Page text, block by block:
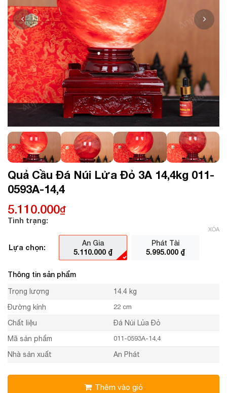
Quả Cầu Đá Núi Lửa Đỏ 3A 14,4kg 011-
0593A-14,4
5.110.000₫
Tình trạng:
Lựa chọn:
An Gia
5.110.000 ₫
Phát Tài
5.995.000 ₫
XÓA
Thông tin sản phẩm
Trọng lượng
14.4 kg
Đường kính
22 cm
Chất liệu
Đá Núi Lủa Đỏ
Mã sản phẩm
011-0593A-14,4
Nhà sản xuất An Phát
Thêm vào giỏ